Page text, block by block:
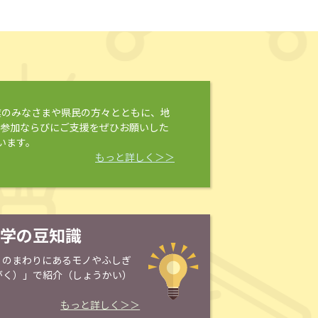
みなさまや県民の方々とともに、地
加ならびにご支援をぜひお願いした
す。
もっと詳しく＞＞
の豆知識
まわりにあるモノやふしぎ
）」で紹介（しょうかい）
もっと詳しく＞＞